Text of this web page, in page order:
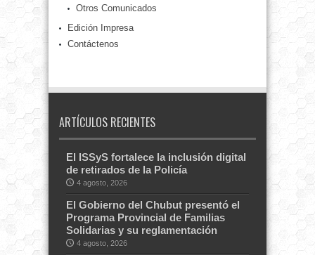
Otros Comunicados
Edición Impresa
Contáctenos
ARTÍCULOS RECIENTES
El ISSyS fortalece la inclusión digital
de retirados de la Policía
4 agosto, 2026
El Gobierno del Chubut presentó el
Programa Provincial de Familias
Solidarias y su reglamentación
4 agosto, 2026